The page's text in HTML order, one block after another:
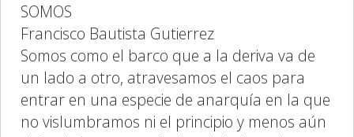
SOMOS
Francisco Bautista Gutierrez
Somos como el barco que a la deriva va de
un lado a otro, atravesamos el caos para
entrar en una especie de anarquía en la que
no vislumbramos ni el principio y menos aún